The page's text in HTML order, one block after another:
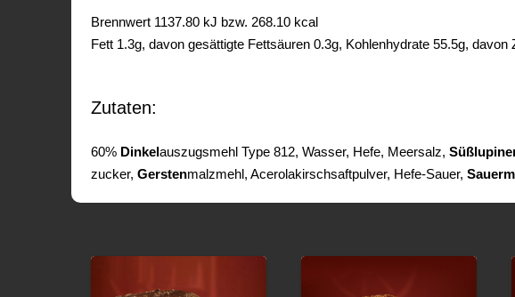
Brennwert 1137.80 kJ bzw. 268.10 kcal
Fett 1.3g, davon gesättigte Fettsäuren 0.3g, Kohlenhydrate 55.5g,
Zutaten:
60% Dinkel­auszugs­mehl Type 812, Wasser, Hefe, Meer­salz,
zucker, Gersten­malz­mehl, Acerola­kirsch­saft­pulver, Hefe-Sauer,